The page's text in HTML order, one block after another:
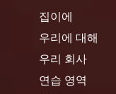
집이에
우리에 대해
우리 회사
연습 영역